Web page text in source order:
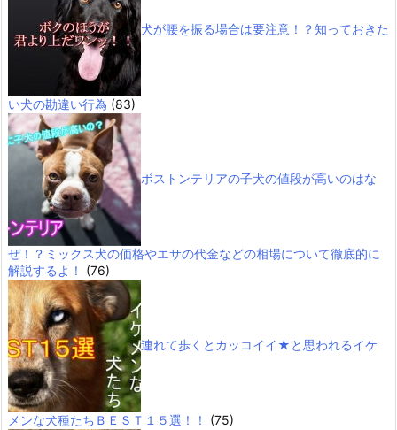
犬が腰を振る場合は要注意！？知っておきた
い犬の勘違い行為 (83)
ボストンテリアの子犬の値段が高いのはな
ぜ！？ミックス犬の価格やエサの代金などの相場について徹底的に
解説するよ！
(76)
連れて歩くとカッコイイ★と思われるイケ
メンな犬種たちＢＥＳＴ１５選！！ (75)